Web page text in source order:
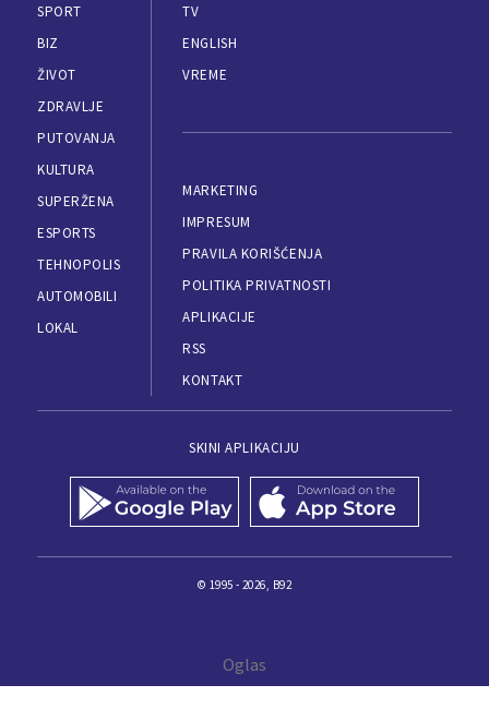
SPORT
BIZ
ŽIVOT
ZDRAVLJE
PUTOVANJA
KULTURA
SUPERŽENA
ESPORTS
TEHNOPOLIS
AUTOMOBILI
LOKAL
TV
ENGLISH
VREME
MARKETING
IMPRESUM
PRAVILA KORIŠĆENJA
POLITIKA PRIVATNOSTI
APLIKACIJE
RSS
KONTAKT
SKINI APLIKACIJU
© 1995 - 2026, B92